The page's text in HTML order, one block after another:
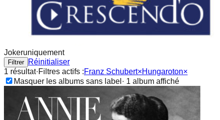
Jokeruniquement
Filtrer
Réinitialiser
1 résultat·Filtres actifs :Franz Schubert×Hungaroton×
Masquer les albums sans label · 1 album affiché